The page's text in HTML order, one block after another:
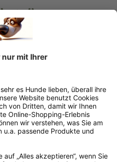
die
aus. Dieses
die Artikel
Paket. Dieses kannst du
anfordern. Hast du als
eine Email an
rufe zu unseren
wir dir ein